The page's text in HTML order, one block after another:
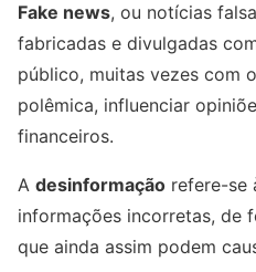
Fake news, ou notícias
fabricadas e divulgadas
público, muitas vezes com
polêmica, influenciar
financeiros.
A desinformação refere-se
informações incorretas, de
que ainda assim podem